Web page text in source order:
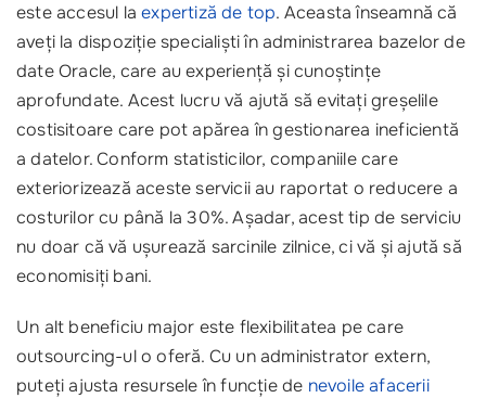
este accesul laexpertiză de top. Aceasta înseamnă că
aveți la dispoziție specialiști în administrarea bazelor de
date Oracle, care au experiență și cunoștințe
aprofundate. Acest lucru vă ajută să evitați greșelile
costisitoare care pot apărea în gestionarea ineficientă
a datelor. Conform statisticilor, companiile care
exteriorizează aceste servicii au raportat o reducere a
costurilor cu până la 30%. Așadar, acest tip de serviciu
nu doar că vă ușurează sarcinile zilnice, ci vă și ajută să
economisiți bani.
Un alt beneficiu major este flexibilitatea pe care
outsourcing-ul o oferă. Cu un administrator extern,
puteți ajusta resursele în funcție de nevoile afacerii